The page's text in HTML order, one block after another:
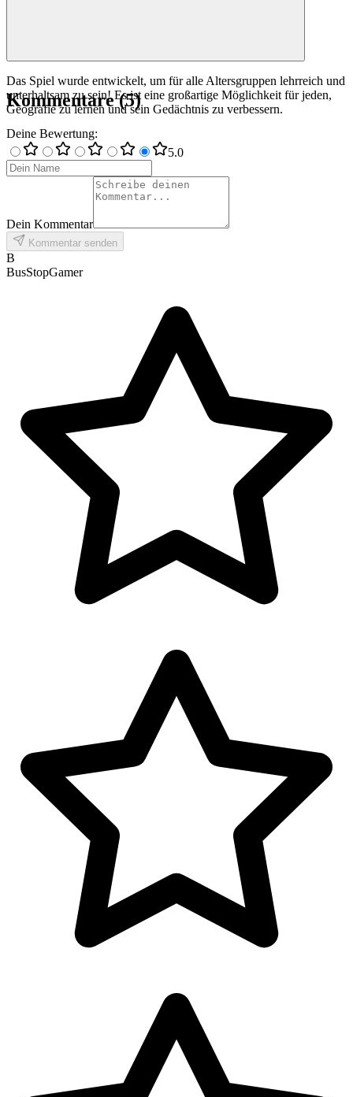
Das Spiel wurde entwickelt, um für alle Altersgruppen lehrreich und
unterhaltsam zu sein! Es ist eine großartige Möglichkeit für jeden,
Geografie zu lernen und sein Gedächtnis zu verbessern.
Kommentare(5)
Deine Bewertung:
5.0
Dein Kommentar
Kommentar senden
B
BusStopGamer